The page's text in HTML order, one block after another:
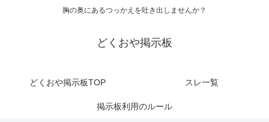
胸の奥にあるつっかえを吐き出しませんか？
どくおや掲示板
どくおや掲示板TOP スレ一覧
掲示板利用のルール